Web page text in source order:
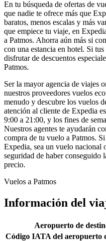
En tu búsqueda de ofertas de
que nadie te ofrece más que
baratos, menos escalas y más
que empiece tu viaje, en
a Patmos. Ahorra aún más si
con una estancia en hotel. Si
disfrutar de descuentos
Patmos.
Ser la mayor agencia de viajes
nuestros proveedores vuelos
menudo y descubre los vuelos
atención al cliente de Expedia
9:00 a 21:00, y los fines de
Nuestros agentes te ayudarán
compra de tu vuelo a Patmos.
Expedia, sea un vuelo nacional
seguridad de haber conseguido
precio.
Vuelos a Patmos
Información del
Aeropuerto de
Código IATA del aeropuerto